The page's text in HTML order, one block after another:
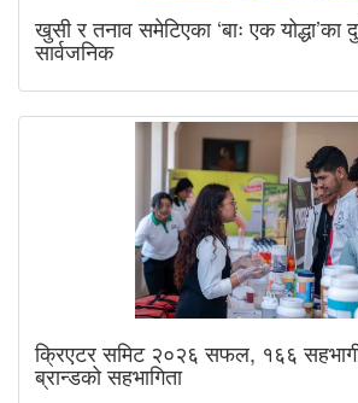
खुसी र तनाव समेटिएका ‘बाः एक योद्धा’का
सार्वजनिक
क्रिएटर समिट २०२६ सफल, १६६
ब्रान्डको सहभागिता